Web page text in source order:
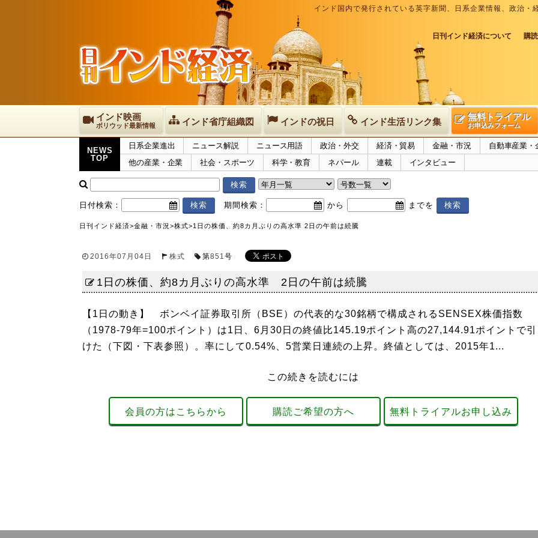
インド国内で発行されている英字新聞、日系企業情報、政治
日刊インド経済について 購
インド映画
ボリウッド最新情報 インド省庁組織図 インドの祝日 インド生活リンク集 無料トライアル
お申込みフォーム
NEWS
TOP
日系企業進出 ニュース解説 ニュース用語 政治・外交 経済・貿易 金融・市況
自動車産業・
他の産業・企業
社会・スポーツ 科学・教育 ネパール 連載 インタビュー
日付検索： 期間検索： から までを
日刊インド経済>金融・市況 >株式>1日の株価、約8カ月ぶりの高水準 2日の午前は続騰
2016年07月04日 株式 第851号
1日の株価、約8カ月ぶりの高水準 2日の午前は続騰
【1日の動き】 ボンベイ証券取引所（BSE）の代表的な30銘柄で構成されるSENSEX株価指数
（1978-79年=100ポイント）は1日、6月30日の終値比145.19ポイント高の27,144.91ポイントで引
けた（下図・下表参照）。率にして0.54%、5営業日連続の上昇。終値としては、2015年1...
この続きを読むには
会員の方はこちらから 購読ご希望の方へ 無料トライアルお申し込み